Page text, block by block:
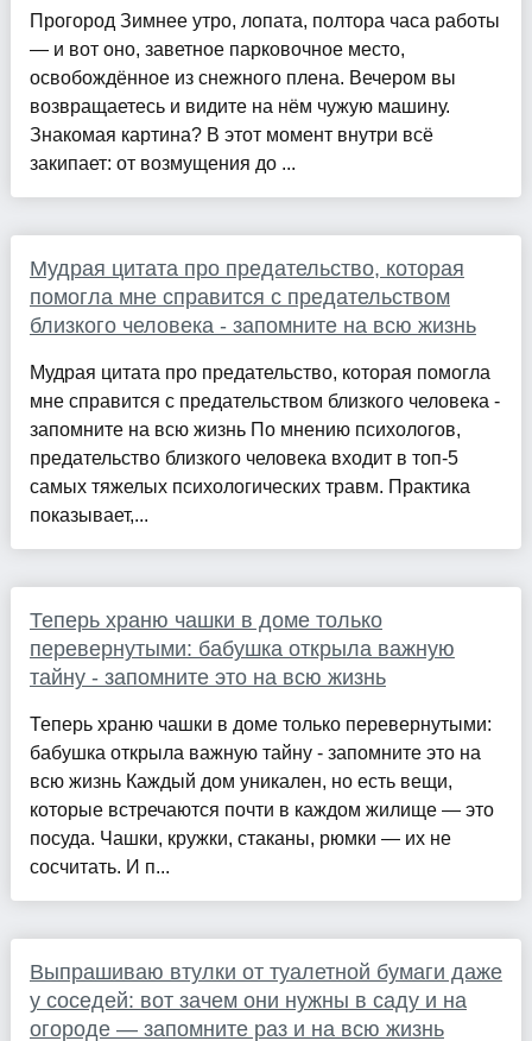
Прогород Зимнее утро, лопата, полтора часа работы
— и вот оно, заветное парковочное место,
освобождённое из снежного плена. Вечером вы
возвращаетесь и видите на нём чужую машину.
Знакомая картина? В этот момент внутри всё
закипает: от возмущения до ...
Мудрая цитата про предательство, которая
помогла мне справится с предательством
близкого человека - запомните на всю жизнь
Мудрая цитата про предательство, которая помогла
мне справится с предательством близкого человека -
запомните на всю жизнь По мнению психологов,
предательство близкого человека входит в топ-5
самых тяжелых психологических травм. Практика
показывает,...
Теперь храню чашки в доме только
перевернутыми: бабушка открыла важную
тайну - запомните это на всю жизнь
Теперь храню чашки в доме только перевернутыми:
бабушка открыла важную тайну - запомните это на
всю жизнь Каждый дом уникален, но есть вещи,
которые встречаются почти в каждом жилище — это
посуда. Чашки, кружки, стаканы, рюмки — их не
сосчитать. И п...
Выпрашиваю втулки от туалетной бумаги даже
у соседей: вот зачем они нужны в саду и на
огороде — запомните раз и на всю жизнь